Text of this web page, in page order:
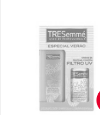
Laboratório
Por Menos
AVISE-ME